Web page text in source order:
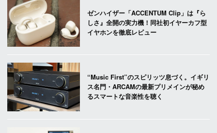
ゼンハイザー「ACCENTUM Clip」は『ら
しさ』全開の実力機！同社初イヤーカフ型
イヤホンを徹底レビュー
“Music First”のスピリッツ息づく。イギリ
ス名門・ARCAMの最新プリメインが秘め
るスマートな音楽性を聴く